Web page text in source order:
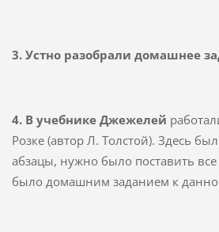
3. Устно разобрали домашнее
4. В учебнике Джежелей
Розке (автор Л. Толстой). Здесь
абзацы, нужно было поставить
было домашним заданием к